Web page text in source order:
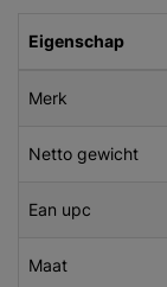
Eigenschap
Merk
Netto gewicht
Ean upc
Maat